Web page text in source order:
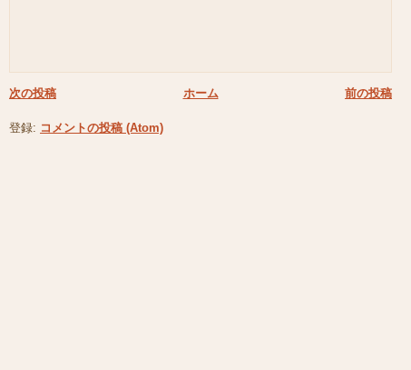
次の投稿 前の投稿
ホーム
登録: コメントの投稿 (Atom)